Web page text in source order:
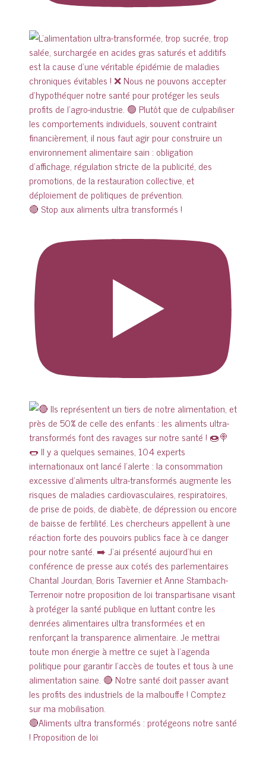
🔴 Stop aux aliments ultra transformés !
🔴Aliments ultra transformés : protégeons notre santé
! Proposition de loi